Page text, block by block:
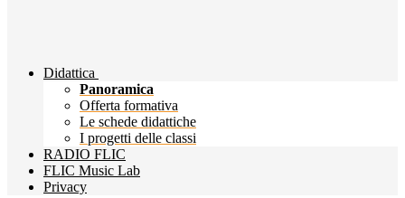
Didattica
Panoramica
Offerta formativa
Le schede didattiche
I progetti delle classi
RADIO FLIC
FLIC Music Lab
Privacy